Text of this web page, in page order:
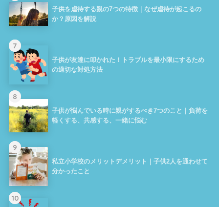
子供を虐待する親の7つの特徴｜なぜ虐待が起こるの
か？原因を解説
7
子供が友達に叩かれた！トラブルを最小限にするため
の適切な対処方法
8
子供が悩んでいる時に親がするべき7つのこと｜負荷を
軽くする、共感する、一緒に悩む
9
私立小学校のメリットデメリット｜子供2人を通わせて
分かったこと
10